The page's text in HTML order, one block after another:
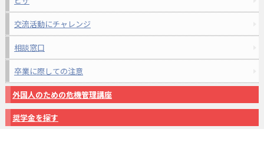
交流活動にチャレンジ
相談窓口
卒業に際しての注意
外国人のための危機管理講座
奨学金を探す